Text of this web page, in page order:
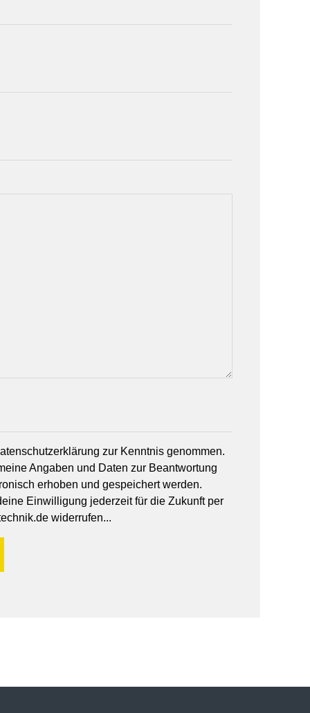
zur Kenntnis genommen.
Angaben und Daten zur Beantwortung
erhoben und gespeichert werden.
Einwilligung jederzeit für die Zukunft per
widerrufen...